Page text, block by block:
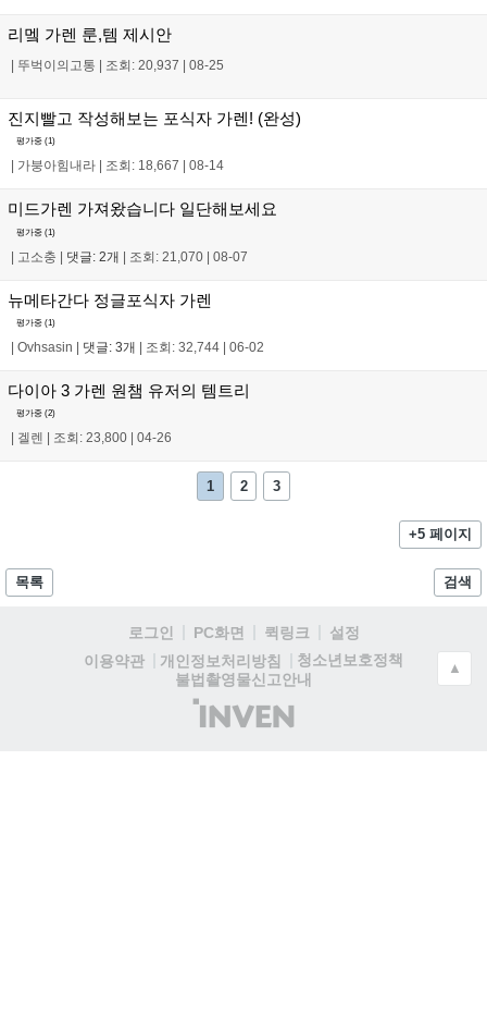
리멬 가렌 룬,템 제시안
뚜벅이의고통 조회: 20,937 08-25
진지빨고 작성해보는 포식자 가렌! (완성)
평가중 (1)
가붕아힘내라 조회: 18,667 08-14
미드가렌 가져왔습니다 일단해보세요
평가중 (1)
| 고소충 | 댓글: 2개 | 조회: 21,070 | 08-07
뉴메타간다 정글포식자 가렌
평가중 (1)
Ovhsasin 댓글: 3개 조회: 32,744 06-02
다이아 3 가렌 원챔 유저의 템트리
평가중 (2)
겔렌 조회: 23,800 04-26
1 2 3
+5 페이지
목록 검색
로그인 PC화면 퀵링크
설정
이용약관
개인정보처리방침
청소년보호정책
불법촬영물신고안내
(주)
인
▲